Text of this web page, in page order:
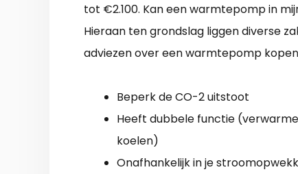
tot €2.100. Kan een warmtepomp in
Hieraan ten grondslag liggen diverse
adviezen over een warmtepomp
Beperk de CO-2 uitstoot
Heeft dubbele functie
koelen)
Onafhankelijk in je